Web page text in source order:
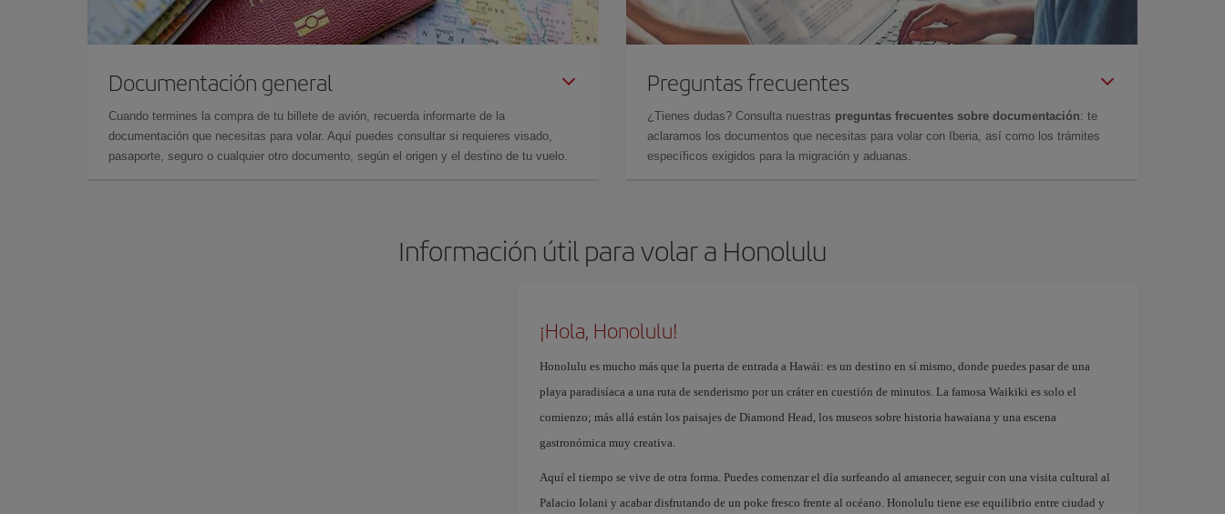
Documentación general
Cuando termines la compra de tu billete de avión, recuerda informarte de la
documentación que necesitas para volar. Aquí puedes consultar si requieres visado,
pasaporte, seguro o cualquier otro documento, según el origen y el destino de tu vuelo.
Preguntas frecuentes
¿Tienes dudas? Consulta nuestras preguntas frecuentes sobre documentación: te
aclaramos los documentos que necesitas para volar con Iberia, así como los trámites
específicos exigidos para la migración y aduanas.
Información útil para volar a Honolulu
¡Hola, Honolulu!
Honolulu es mucho más que la puerta de entrada a Hawái: es un destino en sí mismo, donde puedes pasar de una
playa paradisíaca a una ruta de senderismo por un cráter en cuestión de minutos. La famosa Waikiki es solo el
comienzo; más allá están los paisajes de Diamond Head, los museos sobre historia hawaiana y una escena
gastronómica muy creativa.
Aquí el tiempo se vive de otra forma. Puedes comenzar el día surfeando al amanecer, seguir con una visita cultural al
Palacio Iolani y acabar disfrutando de un poke fresco frente al océano. Honolulu tiene ese equilibrio entre ciudad y